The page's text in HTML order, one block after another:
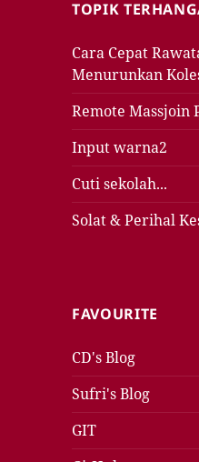
TOPIK
Cara Cepat
Menurunkan
Remote Massjoin
Input warna2
Cuti sekolah...
Solat & Perihal
FAVOURITE
CD's Blog
Sufri's Blog
GIT